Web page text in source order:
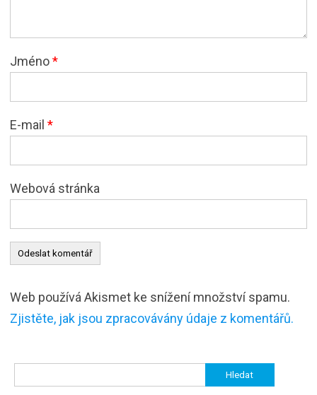
Jméno*
E-mail *
Webová stránka
Web používá Akismet ke snížení množství spamu.
Zjistěte, jak jsou zpracovávány údaje z komentářů.